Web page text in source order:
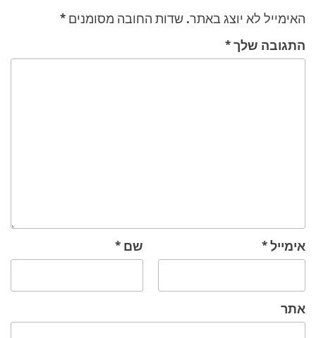
האימייל לא יוצג באתר. שדות החובה מסומנים *
התגובה שלך*
שם * אימייל*
אתר